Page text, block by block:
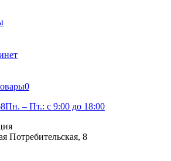
0
Пн. – Пт.: с 9:00 до 18:00
Потребительская, 8